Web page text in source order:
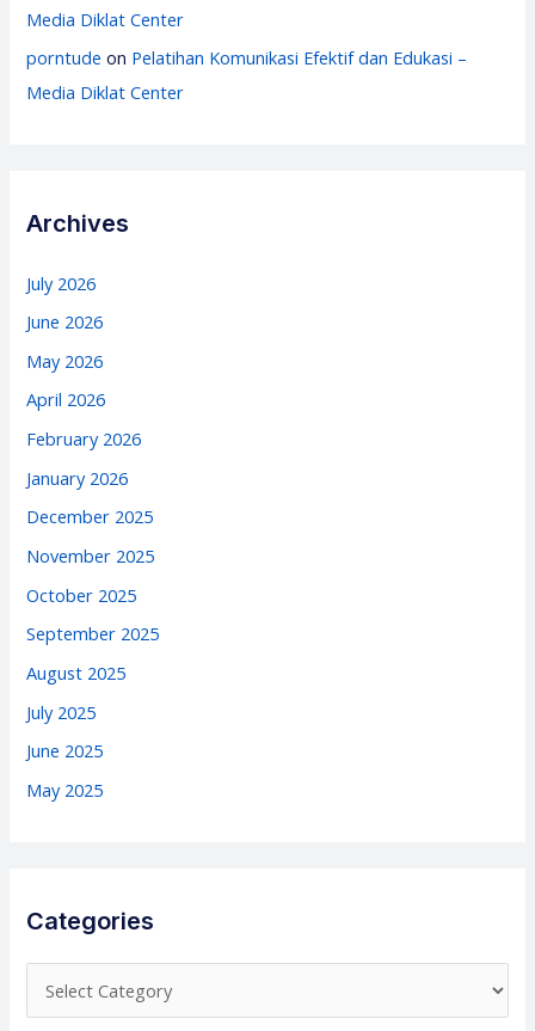
Media Diklat Center
porntude on Pelatihan Komunikasi Efektif dan Edukasi –
Media Diklat Center
Archives
July 2026
June 2026
May 2026
April 2026
February 2026
January 2026
December 2025
November 2025
October 2025
September 2025
August 2025
July 2025
June 2025
May 2025
Categories
a